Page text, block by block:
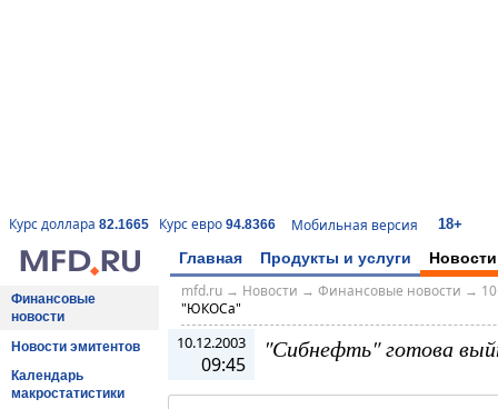
Курс доллара 82.1665 Курс евро 94.8366 Мобильная версия 18+
Главная Продукты и услуги Новости
Финансовые
новости
Новости эмитентов
Календарь
макростатистики
mfd.ru→ Новости → Финансовые новости →
"ЮКОСа"
10.12.2003
09:45
"Сибнефть" готова